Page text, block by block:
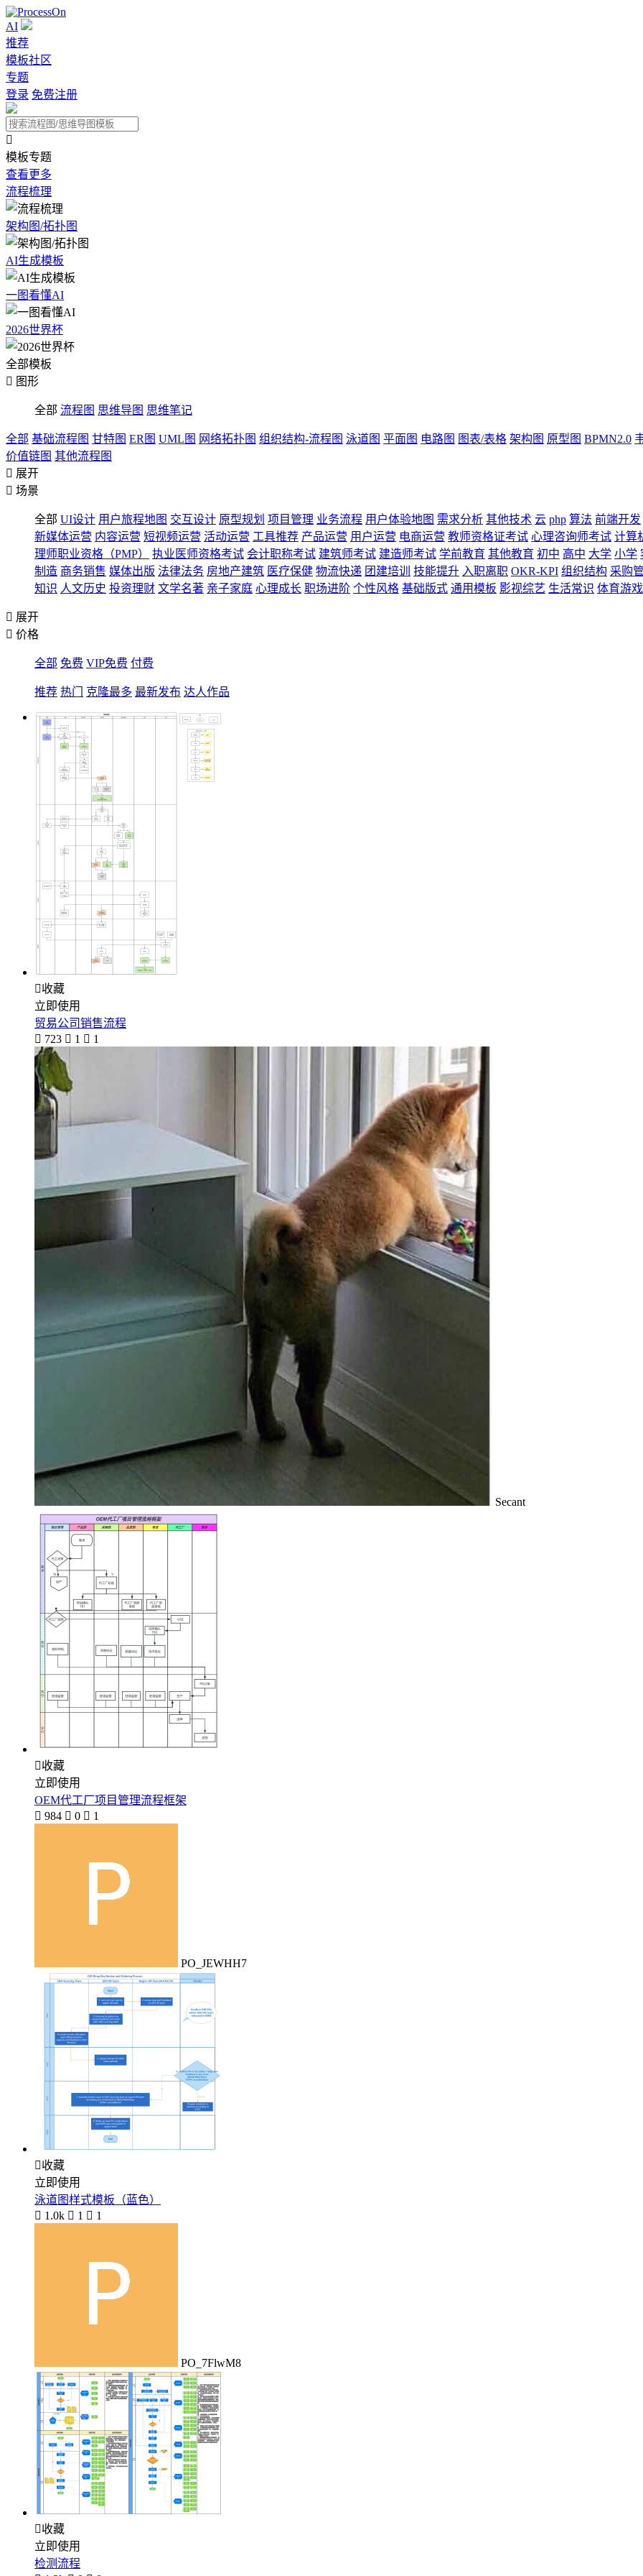
AI
推荐
模板社区
专题
登录 免费注册

模板专题
查看更多
流程梳理
架构图/拓扑图
AI生成模板
一图看懂AI
2026世界杯
全部模板
 图形
全部 流程图 思维导图 思维笔记
全部 基础流程图 甘特图 ER图 UML图 网络拓扑图 组织结构-流程图 泳道图 平面图 电路图 图表/表格 架构图 原型图 BPMN2.0
价值链图 其他流程图
 展开
 场景
全部 UI设计 用户旅程地图 交互设计 原型规划 项目管理 业务流程 用户体验地图 需求分析 其他技术 云 php 算法 前端开发
新媒体运营 内容运营 短视频运营 活动运营 工具推荐 产品运营 用户运营 电商运营 教师资格证考试 心理咨询师考试 计算
理师职业资格（PMP）
执业医师资格考试 会计职称考试 建筑师考试 建造师考试 学前教育 其他教育 初中 高中 大学 小学
制造 商务销售 媒体出版 法律法务 房地产建筑 医疗保健 物流快递 团建培训 技能提升 入职离职 OKR-KPI 组织结构 采购
知识 人文历史 投资理财 文学名著 亲子家庭 心理成长 职场进阶 个性风格 基础版式 通用模板 影视综艺 生活常识 体育游戏
 展开
 价格
全部 免费 VIP免费 付费
推荐 热门 克隆最多 最新发布 达人作品
收藏
立即使用
贸易公司销售流程
 723  1  1
Secant
收藏
立即使用
OEM代工厂项目管理流程框架
 984  0  1
PO_JEWHH7
收藏
立即使用
泳道图样式模板（蓝色）
 1.0k  1  1
PO_7FlwM8
收藏
立即使用
检测流程